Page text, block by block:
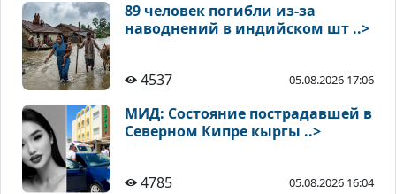
89 человек погибли из-за
наводнений в индийском шт ..>
4537 05.08.2026 17:06
МИД: Состояние пострадавшей в
Северном Кипре кыргы ..>
4785 05.08.2026 16:04